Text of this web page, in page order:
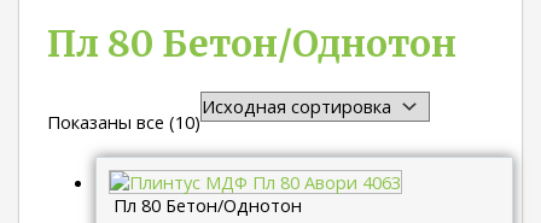
Пл 80 Бетон/Однотон
Показаны все (10)
Пл 80 Бетон/Однотон